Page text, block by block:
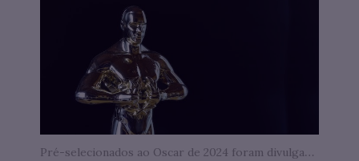
Pré-selecionados ao Oscar de 2024 foram divulgados.jpg